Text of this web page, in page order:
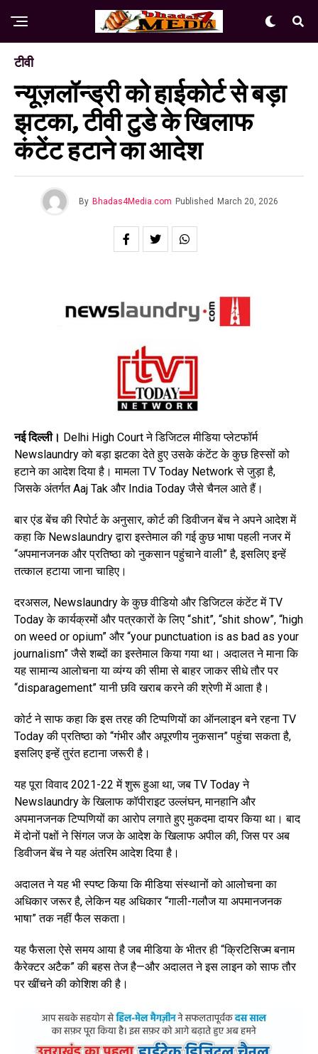
टीवी
न्यूज़लॉन्ड्री को हाईकोर्ट से बड़ा
झटका, टीवी टुडे के खिलाफ
कंटेंट हटाने का आदेश
By Bhadas4Media.com Published March 20, 2026
नई दिल्ली। Delhi High Court ने डिजिटल मीडिया प्लेटफॉर्म
Newslaundry को बड़ा झटका देते हुए उसके कंटेंट के कुछ हिस्सों को
हटाने का आदेश दिया है। मामला TV Today Network से जुड़ा है,
जिसके अंतर्गत Aaj Tak और India Today जैसे चैनल आते हैं।
बार एंड बेंच की रिपोर्ट के अनुसार, कोर्ट की डिवीजन बेंच ने अपने आदेश में
कहा कि Newslaundry द्वारा इस्तेमाल की गई कुछ भाषा पहली नजर में
“अपमानजनक और प्रतिष्ठा को नुकसान पहुंचाने वाली” है, इसलिए इन्हें
तत्काल हटाया जाना चाहिए।
दरअसल, Newslaundry के कुछ वीडियो और डिजिटल कंटेंट में TV
Today के कार्यक्रमों और पत्रकारों के लिए “shit”, “shit show”, “high
on weed or opium” और “your punctuation is as bad as your
journalism” जैसे शब्दों का इस्तेमाल किया गया था। अदालत ने माना कि
यह सामान्य आलोचना या व्यंग्य की सीमा से बाहर जाकर सीधे तौर पर
“disparagement” यानी छवि खराब करने की श्रेणी में आता है।
कोर्ट ने साफ कहा कि इस तरह की टिप्पणियों का ऑनलाइन बने रहना TV
Today की प्रतिष्ठा को “गंभीर और अपूरणीय नुकसान” पहुंचा सकता है,
इसलिए इन्हें तुरंत हटाना जरूरी है।
यह पूरा विवाद 2021-22 में शुरू हुआ था, जब TV Today ने
Newslaundry के खिलाफ कॉपीराइट उल्लंघन, मानहानि और
अपमानजनक टिप्पणियों का आरोप लगाते हुए मुकदमा दायर किया था। बाद
में दोनों पक्षों ने सिंगल जज के आदेश के खिलाफ अपील की, जिस पर अब
डिवीजन बेंच ने यह अंतरिम आदेश दिया है।
अदालत ने यह भी स्पष्ट किया कि मीडिया संस्थानों को आलोचना का
अधिकार जरूर है, लेकिन यह अधिकार “गाली-गलौज या अपमानजनक
भाषा” तक नहीं फैल सकता।
यह फैसला ऐसे समय आया है जब मीडिया के भीतर ही “क्रिटिसिज्म बनाम
कैरेक्टर अटैक” की बहस तेज है—और अदालत ने इस लाइन को साफ तौर
पर खींचने की कोशिश की है।